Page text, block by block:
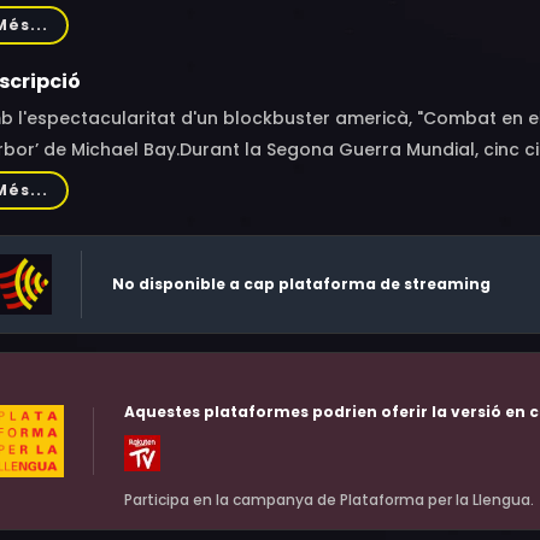
Ting-Fung, Rumer Willis, Janine Chang Chun-Ning, Simon
Ray Lui, Niki Chow, Kenny Bee, Eric Tsang Chi-Wai,
Zhang Fan
l'espectacularitat d'un blockbuster americà, "Combat en
de Michael Bay.Durant la Segona Guerra Mundial,
Jack Johnson (Bruce Willis), es van obrir pas amb els
Aèria Japonesa per a protegir una important màquina
amb més de 268 atacs aeris entre 1938-1943.
No disponible a cap plataforma de streaming
Aquestes plataformes podrien oferir la versió en
Participa en la campanya de Plataforma per la Llengua.